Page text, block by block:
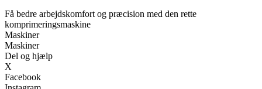
Få bedre arbejdskomfort og præcision med den rette
komprimeringsmaskine
Maskiner
Maskiner
Del og hjælp
X
Facebook